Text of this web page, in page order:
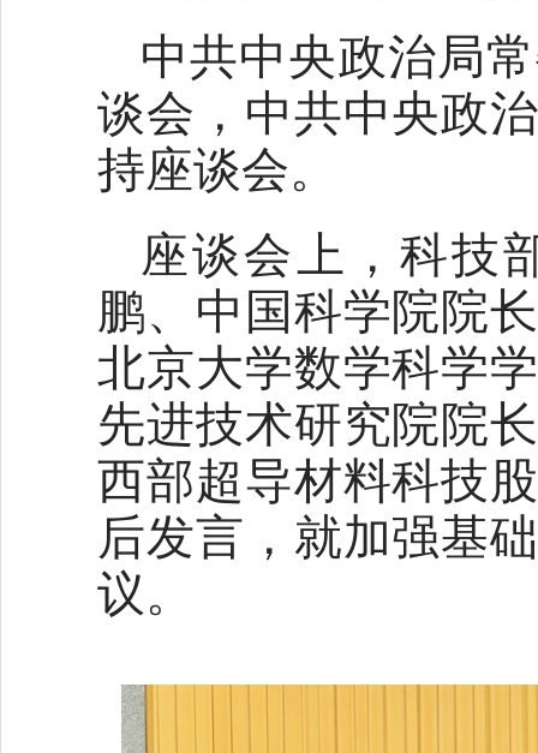
中共中央政治局
谈会，中共中央政
持座谈会。
座谈会上，科技
鹏、中国科学院院
北京大学数学科学
先进技术研究院院
西部超导材料科技
后发言，就加强基
议。